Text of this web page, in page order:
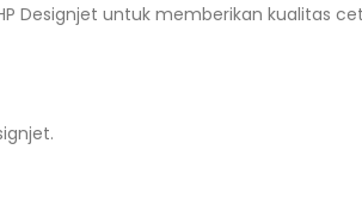
Designjet untuk memberikan kualitas